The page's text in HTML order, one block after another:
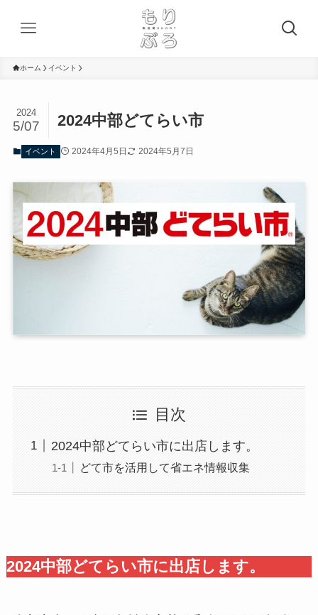
ホーム イベント
2024中部どてらい市
2024
5/07
イベント 2024年4月5日 2024年5月7日
目次
2024中部どてらい市に出店します。
どて市を活用して省エネ情報収集
2024中部どてらい市に出店します。